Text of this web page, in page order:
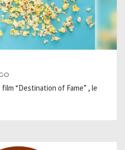
“Destination of Fame” , le